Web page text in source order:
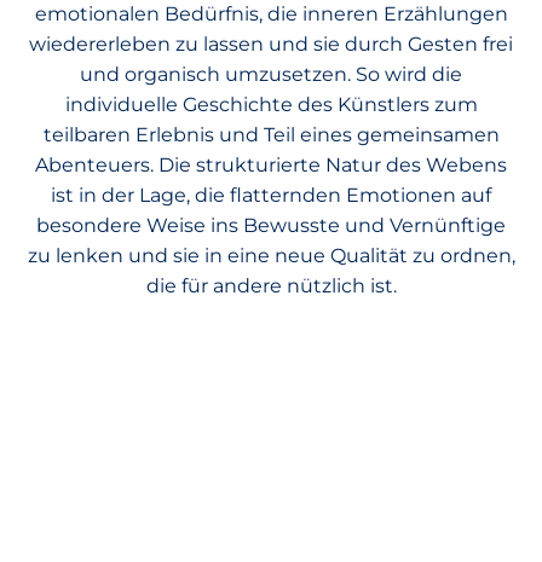
emotionalen Bedürfnis, die inneren Erzählungen
wiedererleben zu lassen und sie durch Gesten frei
und organisch umzusetzen. So wird die
individuelle Geschichte des Künstlers zum
teilbaren Erlebnis und Teil eines gemeinsamen
Abenteuers. Die strukturierte Natur des Webens
ist in der Lage, die flatternden Emotionen auf
besondere Weise ins Bewusste und Vernünftige
zu lenken und sie in eine neue Qualität zu ordnen,
die für andere nützlich ist.